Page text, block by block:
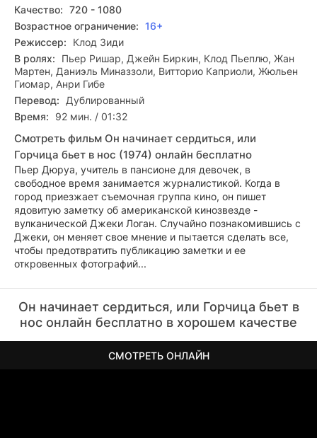
Качество: 720 - 1080
Возрастное ограничение: 16+
Режиссер:
Клод Зиди
В ролях:
Пьер Ришар, Джейн Биркин, Клод Пьеплю, Жан
Мартен, Даниэль Миназзоли, Витторио Каприоли, Жюльен
Гиомар, Анри Гибе
Перевод:
Дублированный
Время:
92 мин. / 01:32
Смотреть фильм Он начинает сердиться, или
Горчица бьет в нос (1974) онлайн бесплатно
Пьер Дюруа, учитель в пансионе для девочек, в
свободное время занимается журналистикой. Когда в
город приезжает съемочная группа кино, он пишет
ядовитую заметку об американской кинозвезде -
вулканической Джеки Логан. Случайно познакомившись с
Джеки, он меняет свое мнение и пытается сделать все,
чтобы предотвратить публикацию заметки и ее
откровенных фотографий...
Он начинает сердиться, или Горчица бьет в
нос онлайн бесплатно в хорошем качестве
СМОТРЕТЬ ОНЛАЙН